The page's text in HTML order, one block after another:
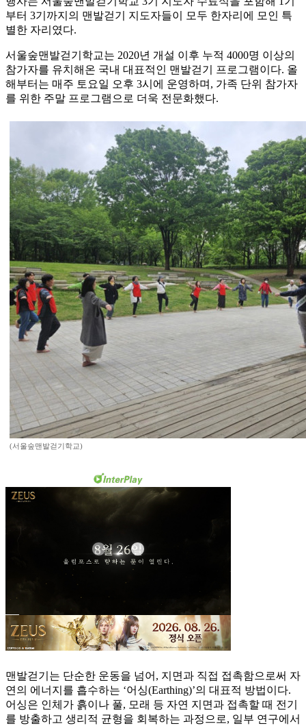
부터 3기까지의 맨발걷기 지도자들이 모두 한자리에 모인 특
별한 자리였다.
서울숲맨발걷기학교는 2020년 개설 이후 누적 4000명 이상의
참가자를 유치해온 국내 대표적인 맨발걷기 프로그램이다. 올
해부터는 매주 토요일 오후 3시에 운영하며, 가족 단위 참가자
를 위한 주말 프로그램으로 더욱 전문화했다.
(서울숲맨발걷기학교)
맨발걷기는 단순한 운동을 넘어, 지면과 직접 접촉함으로써 자
연의 에너지를 흡수하는 ‘어싱(Earthing)’의 대표적 방법이다.
어싱은 인체가 흙이나 풀, 모래 등 자연 지면과 접촉할 때 전기
를 방출하고 생리적 균형을 회복하는 과정으로, 일부 연구에서